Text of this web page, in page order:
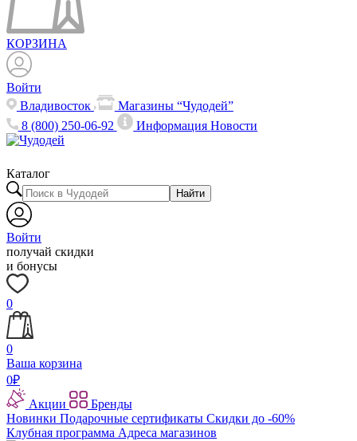
КОРЗИНА
Войти
Владивосток
Магазины “Чудодей”
8 (800) 250-06-92
ИнформацияНовости
Каталог
Найти
Войти
получай скидки
и бонусы
0
0
Ваша корзина
0₽
Акции
Бренды
Новинки Подарочные сертификаты Скидки до -60%
Клубная программа Адреса магазинов